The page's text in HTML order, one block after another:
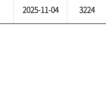
2025-11-04 3224